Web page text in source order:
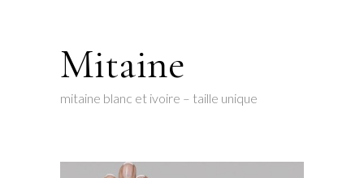
Mitaine
mitaine blanc et ivoire – taille unique